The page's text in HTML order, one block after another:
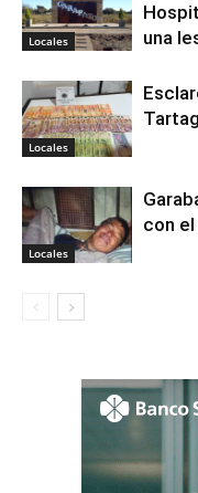
Locales
una
Locales
Locales
con